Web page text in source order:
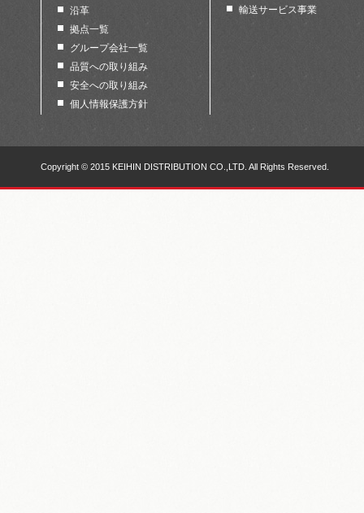
沿革
拠点一覧
グループ会社一覧
品質への取り組み
安全への取り組み
個人情報保護方針
輸送サービス事業
Copyright © 2015 KEIHIN DISTRIBUTION CO.,LTD. All Rights Reserved.